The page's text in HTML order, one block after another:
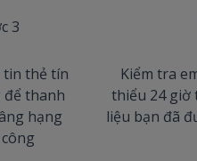
3
thẻ tín
thanh
hạng
Kiểm tra
thiểu 24 giờ
liệu bạn đã